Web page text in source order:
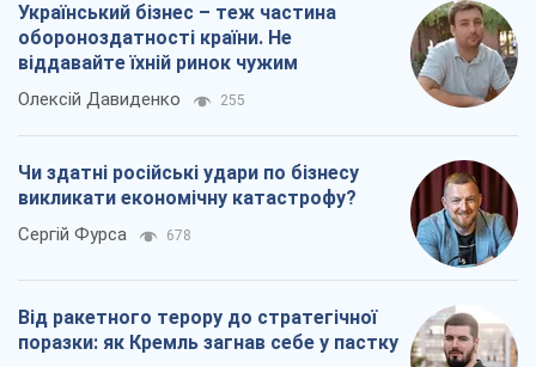
Український бізнес – теж частина
обороноздатності країни. Не
віддавайте їхній ринок чужим
Олексій Давиденко 255
Чи здатні російські удари по бізнесу
викликати економічну катастрофу?
Сергій Фурса 678
Від ракетного терору до стратегічної
поразки: як Кремль загнав себе у пастку